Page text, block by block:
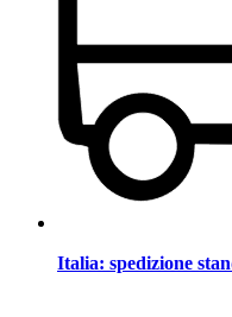
Italia: spedizione